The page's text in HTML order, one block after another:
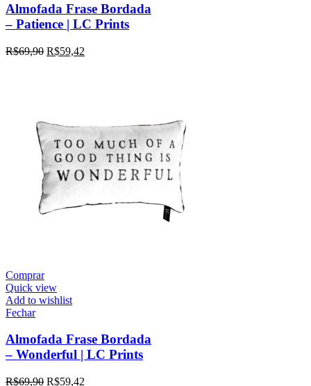
Almofada Frase Bordada
– Patience | LC Prints
R$69,90 R$59,42
Comprar
Quick view
Add to wishlist
Fechar
Almofada Frase Bordada
– Wonderful | LC Prints
R$69,90 R$59,42